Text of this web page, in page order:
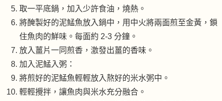
取一平底鍋，加入少許食油，燒熱。
將醃製好的泥鯭魚放入鍋中，用中火將兩面煎至金黃，鎖
住魚肉的鮮味。每面約 2-3 分鐘。
放入薑片一同煎香，激發出薑的香味。
加入泥鯭入粥：
將煎好的泥鯭魚輕輕放入熬好的米水粥中。
輕輕攪拌，讓魚肉與米水充分融合。